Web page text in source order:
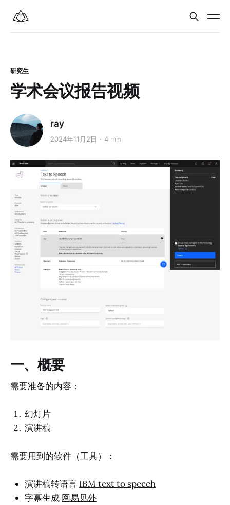
研究生
学术会议报告视频
ray
2024年11月2日 4 min
一、概要
需要准备的内容：
幻灯片
演讲稿
需要用到的软件（工具）：
演讲稿转语言 IBM text to speech
字幕生成 网易见外